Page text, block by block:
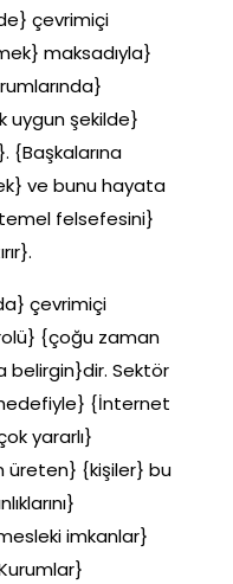
çevrimiçi
maksadıyla}
uygun şekilde}
{Başkalarına
ve bunu hayata
felsefesini}
çevrimiçi
{çoğu zaman
Sektör
hedefiyle} {İnternet
yararlı}
üreten} {kişiler} bu
imkanlar}